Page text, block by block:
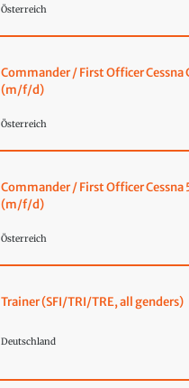
Österreich
Commander / First Officer Cessna
(m/f/d)
Österreich
Commander / First Officer Cessna
(m/f/d)
Österreich
Trainer (SFI/TRI/TRE, all genders)
Deutschland